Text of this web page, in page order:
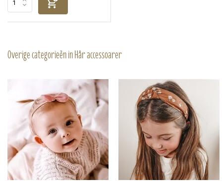
Overige categorieën in Hår accessoarer